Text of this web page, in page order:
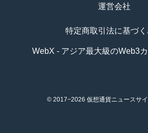
運営会社
特定商取引法に基づ
WebX - アジア最大級のWeb3
© 2017−2026 仮想通貨ニュースサ